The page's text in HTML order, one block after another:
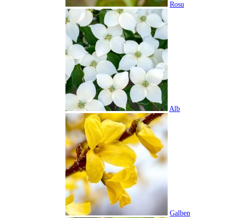
Rosu
Alb
Galben